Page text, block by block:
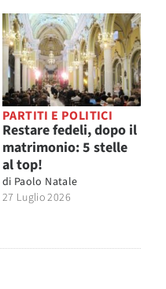
PARTITI E POLITICI
Restare fedeli, dopo il
matrimonio: 5 stelle
al top!
di Paolo Natale
27 Luglio 2026